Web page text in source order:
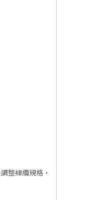
整線纜規格，